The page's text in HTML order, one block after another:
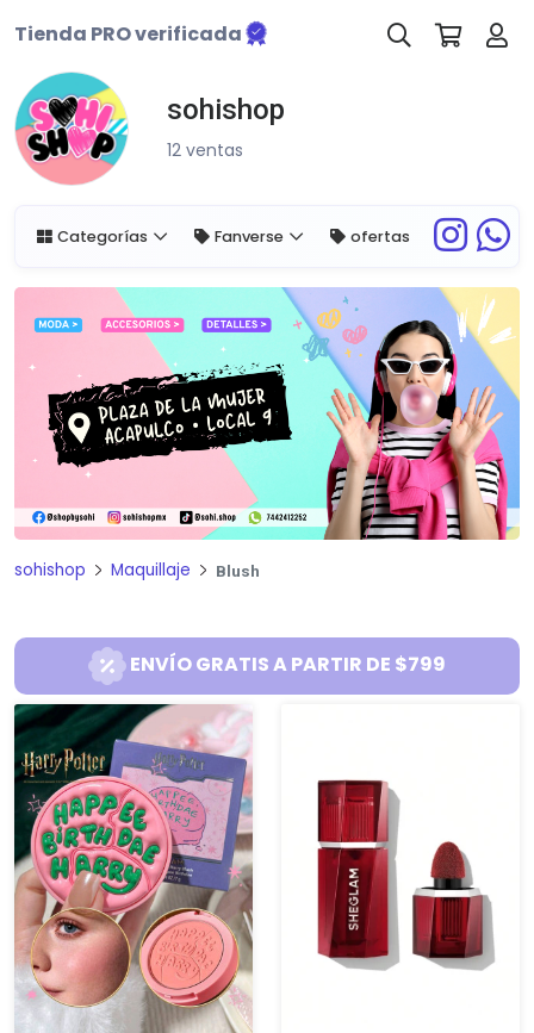
Tienda PRO verificada
sohishop
12 ventas
Categorías Fanverse ofertas
sohishop Maquillaje Blush
ENVÍO GRATIS A PARTIR DE $799